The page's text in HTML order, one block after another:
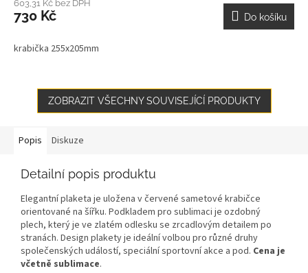
603,31 Kč bez DPH
730 Kč Do košíku
krabička 255x205mm
ZOBRAZIT VŠECHNY SOUVISEJÍCÍ PRODUKTY
Popis Diskuze
Detailní popis produktu
Elegantní plaketa je uložena v červené sametové krabičce
orientované na šířku. Podkladem pro sublimaci je ozdobný
plech, který je ve zlatém odlesku se zrcadlovým detailem po
stranách. Design plakety je ideální volbou pro různé druhy
společenských událostí, speciální sportovní akce a pod. Cena je
včetně sublimace.